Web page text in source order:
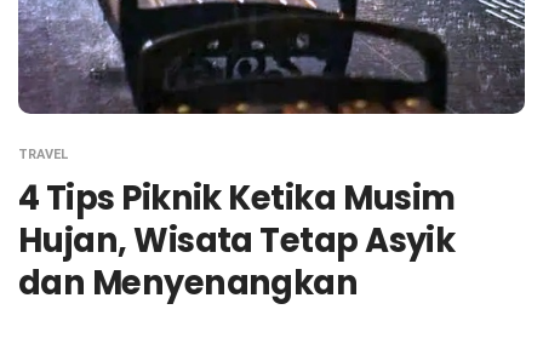
TRAVEL
4 Tips Piknik Ketika Musim
Hujan, Wisata Tetap Asyik
dan Menyenangkan